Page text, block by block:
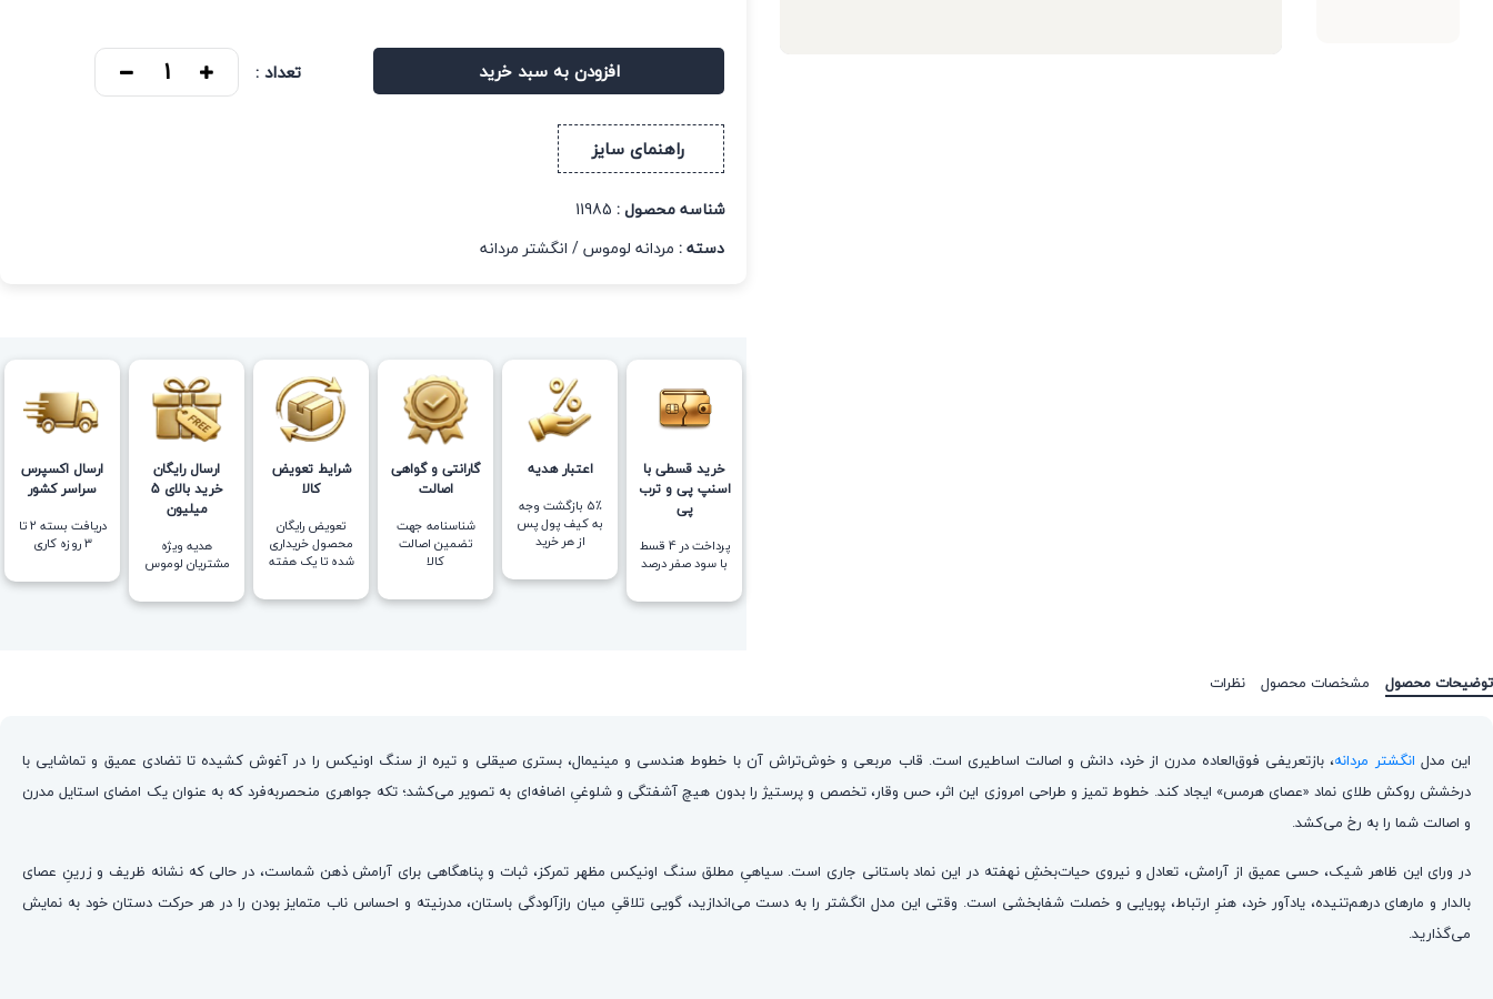
افزودن به سبد خرید تعداد :
راهنمای سایز
شناسه محصول : 11985
دسته : مردانه لوموس/ انگشتر مردانه
خرید قسطی با
اسنپ پی و ترب
پی
پرداخت در 4 قسط
با سود صفر درصد
اعتبار هدیه
5٪ بازگشت وجه
به کیف پول پس
از هر خرید
گارانتی و گواهی
اصالت
شناسنامه جهت
تضمین اصالت
کالا
شرایط تعویض
کالا
تعویض رایگان
محصول خریداری
شده تا یک هفته
ارسال رایگان
خرید بالای 5
میلیون
هدیه ویژه
مشتریان لوموس
ارسال اکسپرس
سراسر کشور
دریافت بسته ۲ تا
۳ روزه کاری
توضیحات محصول مشخصات محصول نظرات
این مدل انگشتر مردانه، بازتعریفی فوق‌العاده مدرن از خرد، دانش و اصالت اساطیری است. قاب مربعی و خوش‌تراش آن با خطوط هندسی و مینیمال، بستری صیقلی و تیره از سنگ اونیکس را در آغوش کشیده تا تضادی عمیق و تماشایی با
درخشش روکش طلای نماد «عصای هرمس» ایجاد کند. خطوط تمیز و طراحی امروزی این اثر، حس وقار، تخصص و پرستیژ را بدون هیچ آشفتگی و شلوغیِ اضافه‌ای به تصویر می‌کشد؛ تکه جواهری منحصربه‌فرد که به عنوان یک امضای استایل مدرن
و اصالت شما را به رخ می‌کشد.
در ورای این ظاهر شیک، حسی عمیق از آرامش، تعادل و نیروی حیات‌بخشِ نهفته در این نماد باستانی جاری است. سیاهیِ مطلق سنگ اونیکس مظهر تمرکز، ثبات و پناهگاهی برای آرامش ذهن شماست، در حالی که نشانه ظریف و زرینِ عصای
بالدار و مارهای درهم‌تنیده، یادآور خرد، هنرِ ارتباط، پویایی و خصلت شفابخشی است. وقتی این مدل انگشتر را به دست می‌اندازید، گویی تلاقیِ میان رازآلودگی باستان، مدرنیته و احساس ناب متمایز بودن را در هر حرکت دستان خود به نمایش
می‌گذارید.